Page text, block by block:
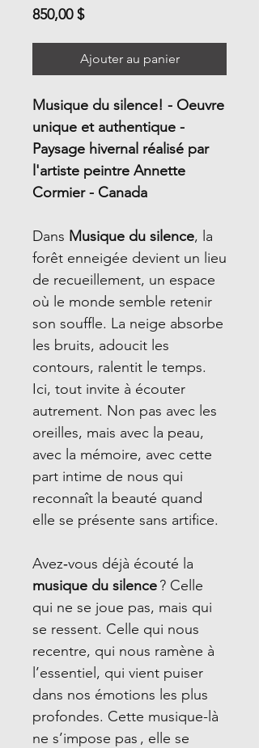
850,00 $Prix
Ajouter au panier
Musique du silence! - Oeuvre
unique et authentique -
Paysage hivernal réalisé par
l'artiste peintre Annette
Cormier - Canada
Dans Musique du silence, la
forêt enneigée devient un lieu
de recueillement, un espace
où le monde semble retenir
son souffle. La neige absorbe
les bruits, adoucit les
contours, ralentit le temps.
Ici, tout invite à écouter
autrement. Non pas avec les
oreilles, mais avec la peau,
avec la mémoire, avec cette
part intime de nous qui
reconnaît la beauté quand
elle se présente sans artifice.
Avez‑vous déjà écouté la
musique du silence? Celle
qui ne se joue pas, mais qui
se ressent. Celle qui nous
recentre, qui nous ramène à
l’essentiel, qui vient puiser
dans nos émotions les plus
profondes. Cette musique-là
ne s’impose pas , elle se